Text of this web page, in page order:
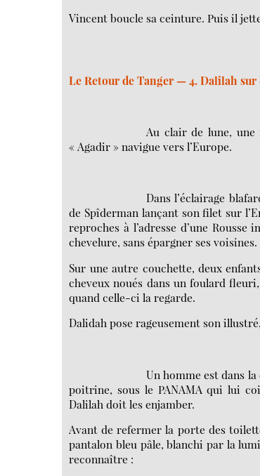
Vincent boucle sa ceinture. Puis il
Le Retour de Tanger — 4. Dalilah sur
Au clair de lune, une
« Agadir » navigue vers l’Europe.
Dans l’éclairage
de Spîderman lançant son filet sur
reproches à l’adresse d’une
chevelure, sans épargner ses voisines.
Sur une autre couchette, deux
cheveux noués dans un foulard
quand celle-ci la regarde.
Dalidah pose rageusement son
Un homme est dans
poitrine, sous le PANAMA qui lui
Dalilah doit les enjamber.
Avant de refermer la porte des
pantalon bleu pâle, blanchi par la
reconnaître :